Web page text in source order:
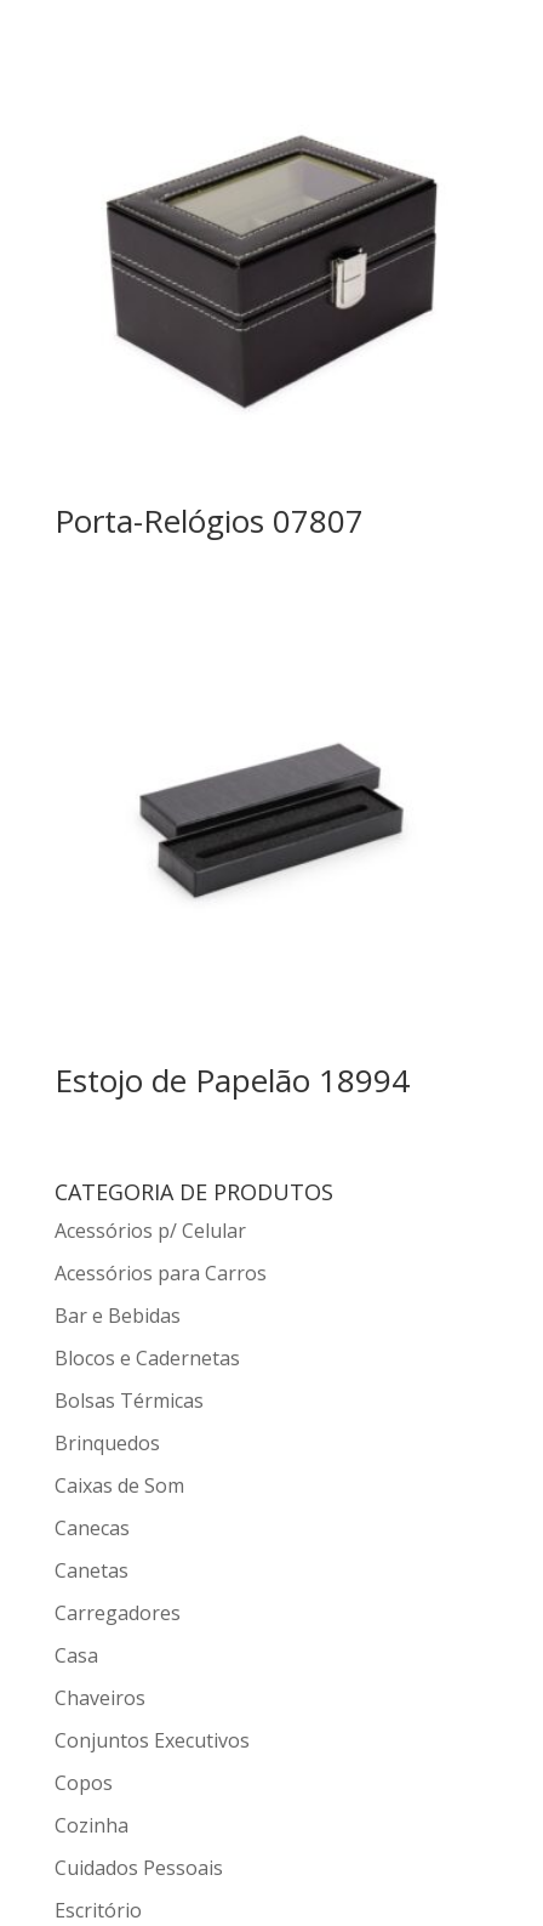
Porta-Relógios 07807
Estojo de Papelão 18994
CATEGORIA DE PRODUTOS
Acessórios p/ Celular
Acessórios para Carros
Bar e Bebidas
Blocos e Cadernetas
Bolsas Térmicas
Brinquedos
Caixas de Som
Canecas
Canetas
Carregadores
Casa
Chaveiros
Conjuntos Executivos
Copos
Cozinha
Cuidados Pessoais
Escritório